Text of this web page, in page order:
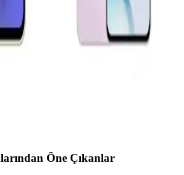
teknik detayları ve model seçiminde
hakkında kapsamlı bilgiler içerir.
Öne Çıkanlar